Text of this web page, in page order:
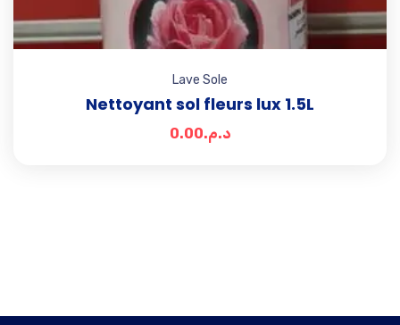
Lave Sole
Nettoyant sol fleurs lux 1.5L
د.م.0.00